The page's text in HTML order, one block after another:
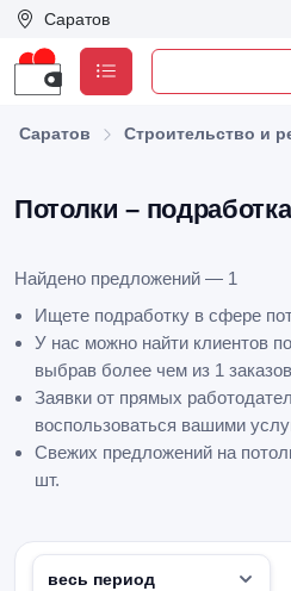
Саратов
Саратов Строительство и
Потолки –
Найдено предложений — 1
Ищете подработку в сфере
У нас можно найти клиентов
выбрав более чем из 1 заказов
Заявки от прямых
воспользоваться вашими
Свежих предложений на
шт.